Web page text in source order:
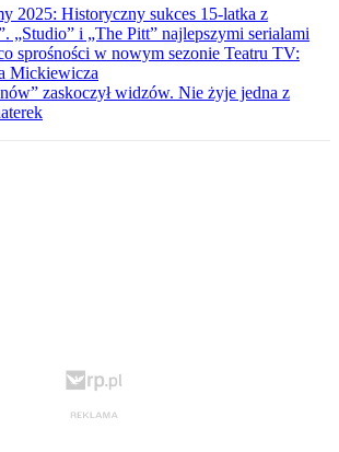
2025: Historyczny sukces 15-latka z
„Studio” i „The Pitt” najlepszymi serialami
sprośności w nowym sezonie Teatru TV:
Mickiewicza
zaskoczył widzów. Nie żyje jedna z